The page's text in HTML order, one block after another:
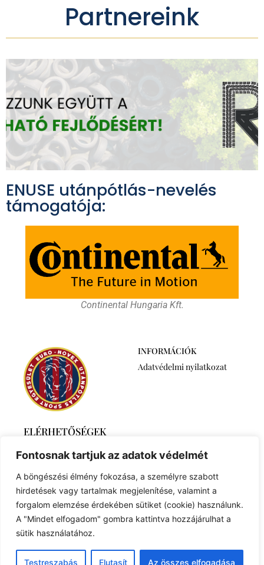
Fontosnak tartjuk az adatok védelmét
A böngészési élmény fokozása, a személyre szabott
hirdetések vagy tartalmak megjelenítése, valamint a
forgalom elemzése érdekében sütiket (cookie) használunk.
A "Mindet elfogadom" gombra kattintva hozzájárulhat a
sütik használatához.
Testreszabás Elutasít Az összes elfogadása
Partnereink
ENUSE utánpótlás-nevelés
támogatója:
Continental Hungaria Kft.
INFORMÁCIÓK
Adatvédelmi nyilatkozat
ELÉRHETŐSÉGEK
Ábrahámtelek 511/A
+36 30 6259746
euronovexuse@gmail.com
© 2023 Created withRoyal Elementor Addons